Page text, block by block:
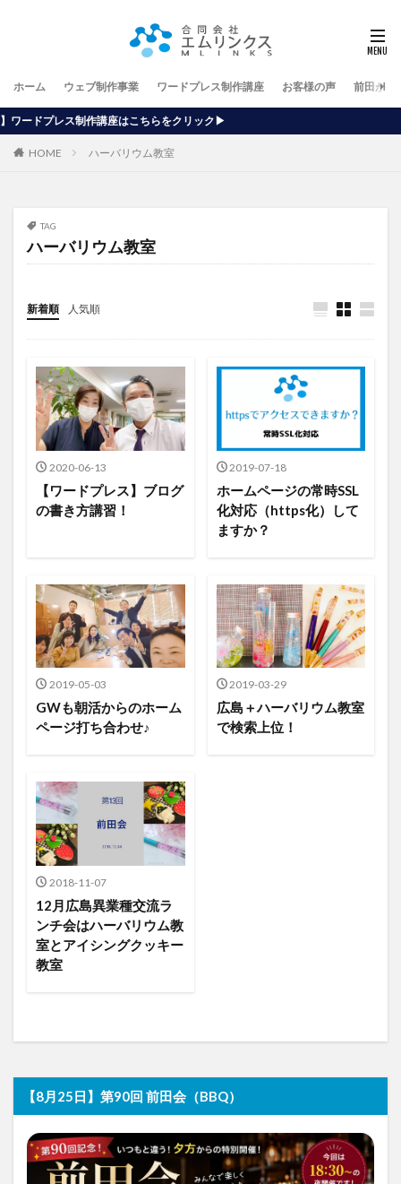
ホーム ウェブ制作事業 ワードプレス制作講座 お客様の声 前田が行
はこちらをクリック▶
HOME ハーバリウム教室
TAG
ハーバリウム教室
新着順 人気順
2020-06-13
【ワードプレス】ブログ
の書き方講習！
2019-07-18
ホームページの常時SSL
化対応（https化）して
ますか？
2019-05-03
GWも朝活からのホーム
ページ打ち合わせ♪
2019-03-29
広島＋ハーバリウム教室
で検索上位！
2018-11-07
12月広島異業種交流ラ
ンチ会はハーバリウム教
室とアイシングクッキー
教室
【8月25日】第90回 前田会（BBQ）